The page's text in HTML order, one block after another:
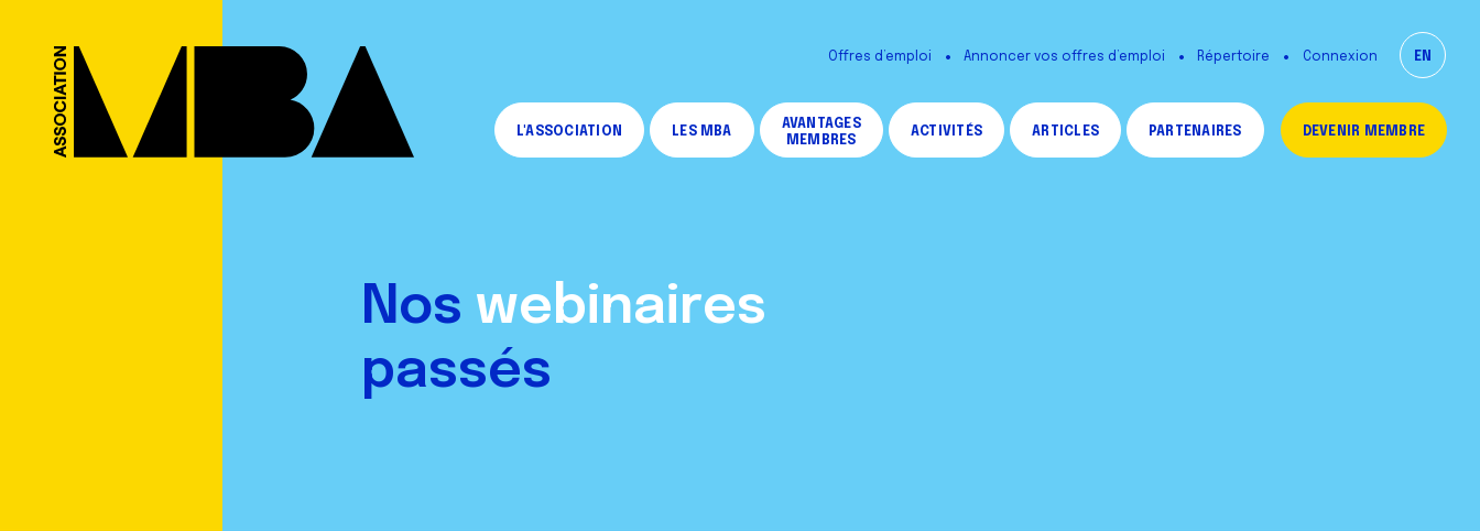
Offres d’emploi Annoncer vos offres d’emploi Répertoire Connexion EN
L'ASSOCIATION LES MBA
AVANTAGES
MEMBRES
ACTIVITÉS ARTICLES PARTENAIRES DEVENIR MEMBRE
Nos webinaires
passés